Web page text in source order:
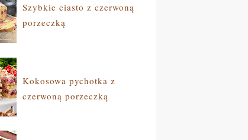
Szybkie ciasto z czerwoną
porzeczką
Kokosowa pychotka z
czerwoną porzeczką